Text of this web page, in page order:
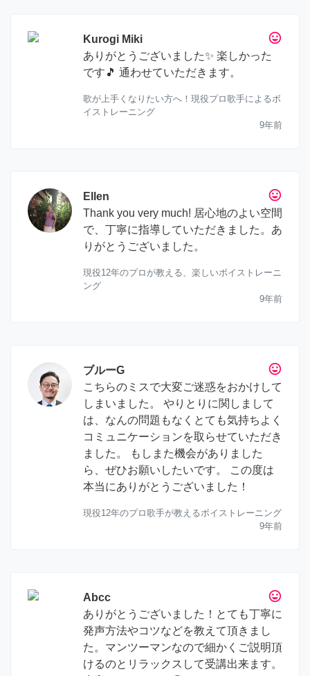
tag_faces
Kurogi Miki
ありがとうございました✨ 楽しかった
です🎵 通わせていただきます。
歌が上手くなりたい方へ！現役プロ歌手によるボ
イストレーニング
9年前
tag_faces
Ellen
Thank you very much! 居心地のよい空間
で、丁寧に指導していただきました。あ
りがとうございました。
現役12年のプロが教える、楽しいボイストレーニ
ング
9年前
tag_faces
ブルーG
こちらのミスで大変ご迷惑をおかけして
しまいました。 やりとりに関しまして
は、なんの問題もなくとても気持ちよく
コミュニケーションを取らせていただき
ました。 もしまた機会がありました
ら、ぜひお願いしたいです。 この度は
本当にありがとうございました！
現役12年のプロ歌手が教えるボイストレーニング
9年前
tag_faces
Abcc
ありがとうございました！とても丁寧に
発声方法やコツなどを教えて頂きまし
た。マンツーマンなので細かくご説明頂
けるのとリラックスして受講出来ます。